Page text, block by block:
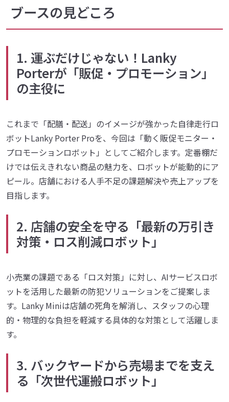
ブースの見どころ
1. 運ぶだけじゃない！Lanky
Porterが「販促・プロモーション」
の主役に
これまで「配膳・配送」のイメージが強かった自律走行ロ
ボットLanky Porter Proを、今回は「動く販促モニター・
プロモーションロボット」としてご紹介します。定番棚だ
けでは伝えきれない商品の魅力を、ロボットが能動的にア
ピール。店舗における人手不足の課題解決や売上アップを
目指します。
2. 店舗の安全を守る「最新の万引き
対策・ロス削減ロボット」
小売業の課題である「ロス対策」に対し、AIサービスロボ
ットを活用した最新の防犯ソリューションをご提案しま
す。Lanky Miniは店舗の死角を解消し、スタッフの心理
的・物理的な負担を軽減する具体的な対策として活躍しま
す。
3. バックヤードから売場までを支え
る「次世代運搬ロボット」